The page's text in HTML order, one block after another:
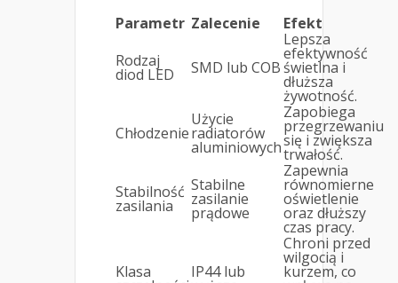
Parametr Zalecenie
Efekt
Rodzaj
diod LED SMD lub COB
Lepsza
efektywność
świetlna i
dłuższa
żywotność.
Chłodzenie
Użycie
radiatorów
aluminiowych
Zapobiega
przegrzewaniu
się i zwiększa
trwałość.
Stabilność
zasilania
Stabilne
zasilanie
prądowe
Zapewnia
równomierne
oświetlenie
oraz dłuższy
czas pracy.
Klasa IP44 lub
Chroni przed
wilgocią i
kurzem, co